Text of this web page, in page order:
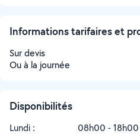
Informations tarifaires et
Sur devis
Ou à la journée
Disponibilités
Lundi : 08h00 - 18h00